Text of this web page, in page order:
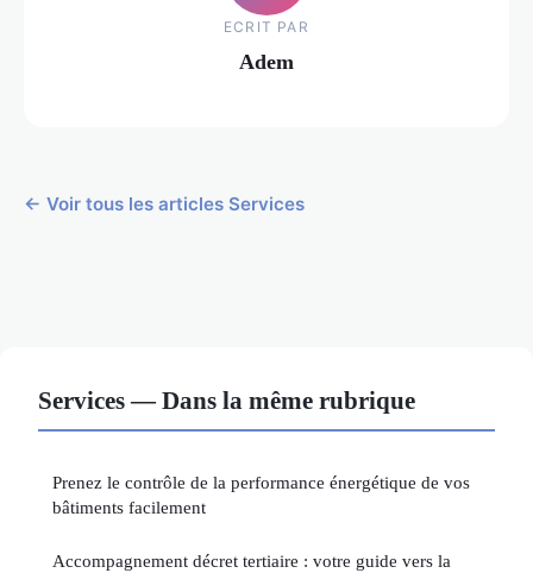
ECRIT PAR
Adem
← Voir tous les articles Services
Services — Dans la même rubrique
Prenez le contrôle de la performance énergétique de vos
bâtiments facilement
Accompagnement décret tertiaire : votre guide vers la